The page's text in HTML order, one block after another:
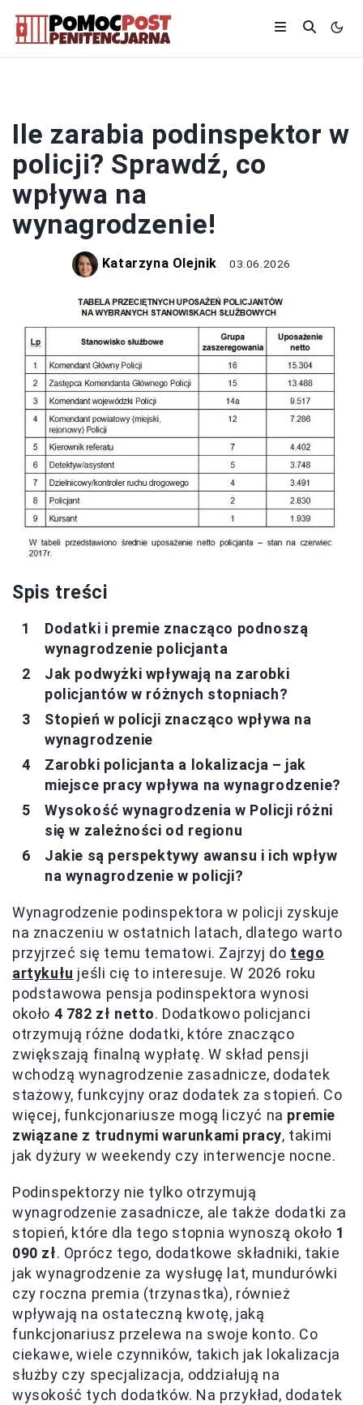
Ile zarabia podinspektor w
policji? Sprawdź, co
wpływa na
wynagrodzenie!
Katarzyna Olejnik 03.06.2026
Spis treści
Dodatki i premie znacząco podnoszą
wynagrodzenie policjanta
Jak podwyżki wpływają na zarobki
policjantów w różnych stopniach?
Stopień w policji znacząco wpływa na
wynagrodzenie
Zarobki policjanta a lokalizacja – jak
miejsce pracy wpływa na wynagrodzenie?
Wysokość wynagrodzenia w Policji różni
się w zależności od regionu
Jakie są perspektywy awansu i ich wpływ
na wynagrodzenie w policji?
Wynagrodzenie podinspektora w policji zyskuje
na znaczeniu w ostatnich latach, dlatego warto
przyjrzeć się temu tematowi. Zajrzyj do tego
artykułu jeśli cię to interesuje. W 2026 roku
podstawowa pensja podinspektora wynosi
około 4 782 zł netto. Dodatkowo policjanci
otrzymują różne dodatki, które znacząco
zwiększają finalną wypłatę. W skład pensji
wchodzą wynagrodzenie zasadnicze, dodatek
stażowy, funkcyjny oraz dodatek za stopień. Co
więcej, funkcjonariusze mogą liczyć na premie
związane z trudnymi warunkami pracy, takimi
jak dyżury w weekendy czy interwencje nocne.
Podinspektorzy nie tylko otrzymują
wynagrodzenie zasadnicze, ale także dodatki za
stopień, które dla tego stopnia wynoszą około 1
090 zł. Oprócz tego, dodatkowe składniki, takie
jak wynagrodzenie za wysługę lat, mundurówki
czy roczna premia (trzynastka), również
wpływają na ostateczną kwotę, jaką
funkcjonariusz przelewa na swoje konto. Co
ciekawe, wiele czynników, takich jak lokalizacja
służby czy specjalizacja, oddziałują na
wysokość tych dodatków. Na przykład, dodatek